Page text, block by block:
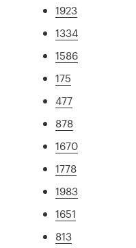
1923
1334
1586
175
477
878
1670
1778
1983
1651
813